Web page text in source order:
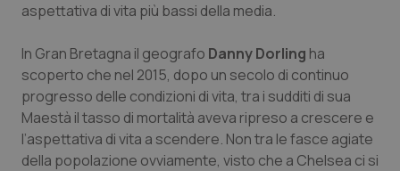
Quotidiano Oncologia
Quotidiano Pediatria
Rene & patologie urogenitali
Salute orale & impianti
aspettativa di vita più bassi della media.
In Gran Bretagna il geografo Danny Dorling ha
scoperto che nel 2015, dopo un secolo di continuo
progresso delle condizioni di vita, tra i sudditi di sua
Maestà il tasso di mortalità aveva ripreso a crescere e
l’aspettativa di vita a scendere. Non tra le fasce agiate
della popolazione ovviamente, visto che a Chelsea ci si